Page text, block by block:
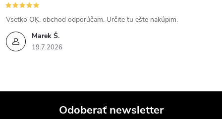
Marek Š.
19.7.2026
Vseťko OĶ, obchod odporúčam. Určite tu ešte nakúpim.
Odoberať newsletter